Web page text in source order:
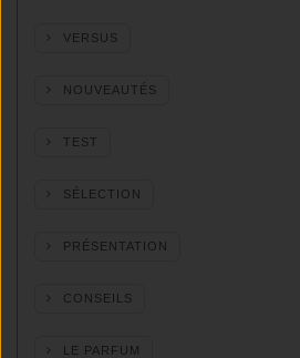
VERSUS
NOUVEAUTÉS
TEST
SÉLECTION
PRÉSENTATION
CONSEILS
LE PARFUM